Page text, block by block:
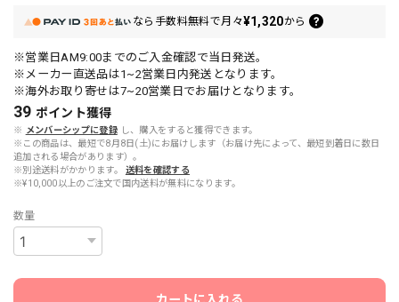
なら 手数料無料で月々¥1,320から
※営業日AM9:00までのご入金確認で当日発送。
※メーカー直送品は1~2営業日内発送となります。
※海外お取り寄せは7~20営業日でお届けとなります。
39 ポイント獲得
※ メンバーシップに登録 し、購入をすると獲得できます。
※この商品は、最短で8月8日(土)にお届けします（お届け先によって、最短到着日に数日
追加される場合があります）。
※別途送料がかかります。
送料を確認する
※¥10,000以上のご注文で国内送料が無料になります。
数量